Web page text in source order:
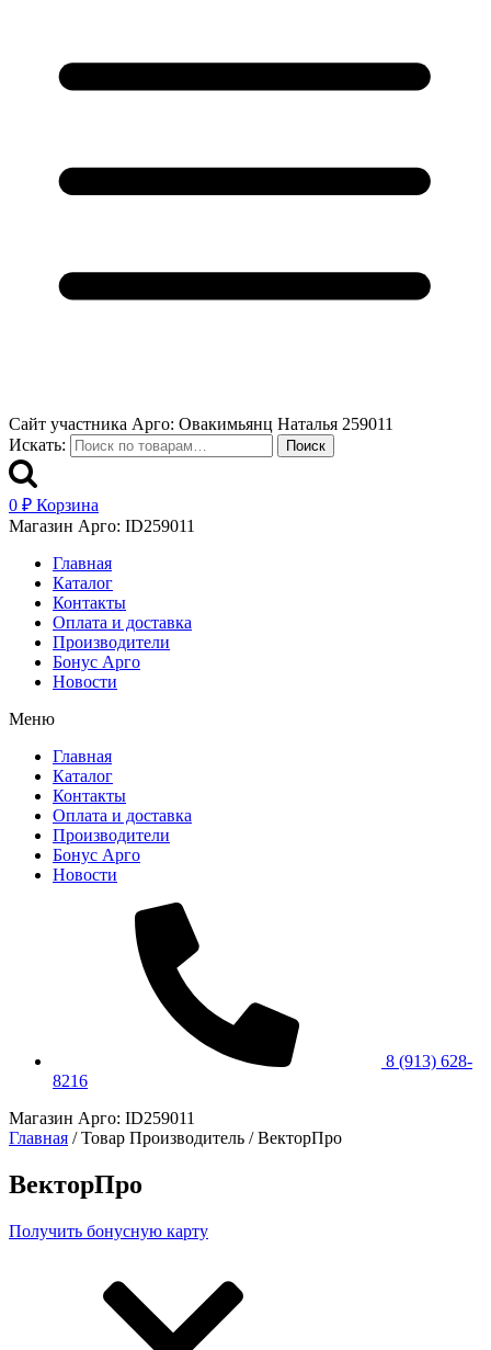
Сайт участника Арго: Овакимьянц Наталья 259011
Искать:
Поиск
0 ₽ Корзина
Магазин Арго: ID259011
Главная
Каталог
Контакты
Оплата и доставка
Производители
Бонус Арго
Новости
Меню
Главная
Каталог
Контакты
Оплата и доставка
Производители
Бонус Арго
Новости
8 (913) 628-
8216
Магазин Арго: ID259011
Главная / Товар Производитель / ВекторПро
ВекторПро
Получить бонусную карту